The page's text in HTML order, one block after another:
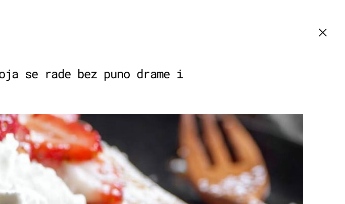
se rade bez puno drame i